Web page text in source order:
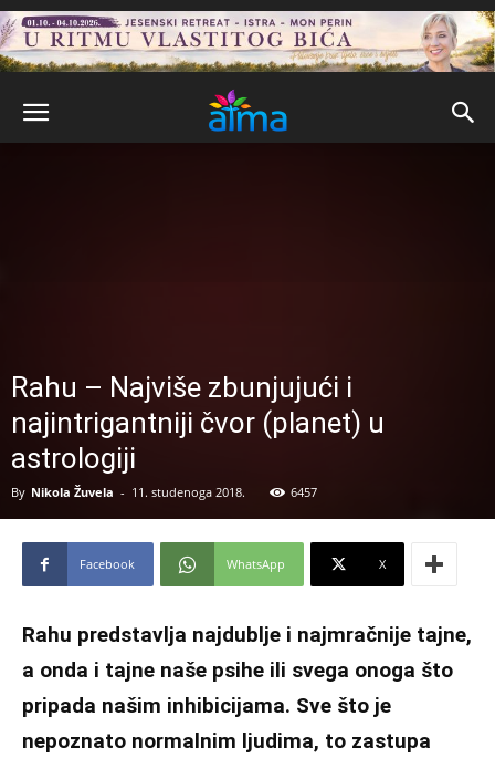
Rahu – Najviše zbunjujući i
najintrigantniji čvor (planet) u
astrologiji
By Nikola Žuvela - 11. studenoga 2018. 6457
Facebook WhatsApp X
Rahu predstavlja najdublje i najmračnije tajne,
a onda i tajne naše psihe ili svega onoga što
pripada našim inhibicijama. Sve što je
nepoznato normalnim ljudima, to zastupa